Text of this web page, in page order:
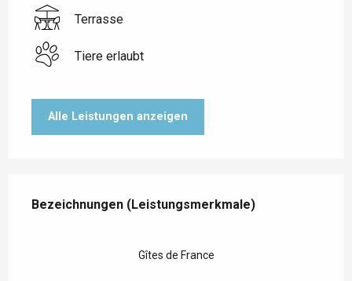
Terrasse
Tiere erlaubt
Alle Leistungen anzeigen
Bezeichnungen (Leistungsmerkmale)
Bezeichnungen (Leistungsmerkmale)
Gîtes de France